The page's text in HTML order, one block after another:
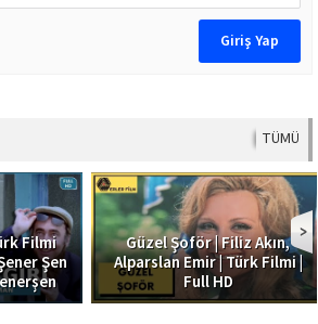
TÜMÜ
Filmi
Şen
Güzel Şoför | Filiz Akın,
Alparslan Emir | Türk Filmi |
Full HD